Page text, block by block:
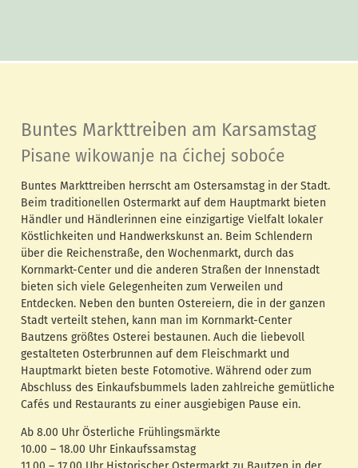
Buntes Markttreiben am Karsamstag
Pisane wikowanje na ćichej soboće
Buntes Markttreiben herrscht am Ostersamstag in der Stadt.
Beim traditionellen Ostermarkt auf dem Hauptmarkt bieten
Händler und Händlerinnen eine einzigartige Vielfalt lokaler
Köstlichkeiten und Handwerkskunst an. Beim Schlendern
über die Reichenstraße, den Wochenmarkt, durch das
Kornmarkt-Center und die anderen Straßen der Innenstadt
bieten sich viele Gelegenheiten zum Verweilen und
Entdecken. Neben den bunten Ostereiern, die in der ganzen
Stadt verteilt stehen, kann man im Kornmarkt-Center
Bautzens größtes Osterei bestaunen. Auch die liebevoll
gestalteten Osterbrunnen auf dem Fleischmarkt und
Hauptmarkt bieten beste Fotomotive. Während oder zum
Abschluss des Einkaufsbummels laden zahlreiche gemütliche
Cafés und Restaurants zu einer ausgiebigen Pause ein.
Ab 8.00 Uhr Österliche Frühlingsmärkte
10.00 – 18.00 Uhr Einkaufssamstag